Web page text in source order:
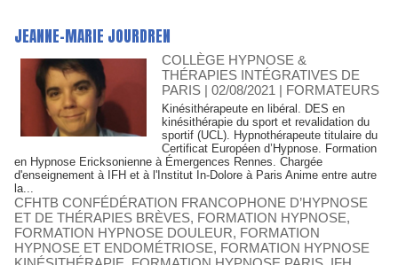
JEANNE-MARIE JOURDREN
COLLÈGE HYPNOSE &
THÉRAPIES INTÉGRATIVES DE
PARIS | 02/08/2021 | FORMATEURS
Kinésithérapeute en libéral. DES en
kinésithérapie du sport et revalidation du
sportif (UCL). Hypnothérapeute titulaire du
Certificat Européen d’Hypnose. Formation
en Hypnose Ericksonienne à Émergences Rennes. Chargée
d'enseignement à IFH et à l'Institut In-Dolore à Paris Anime entre autre
la...
CFHTB CONFÉDÉRATION FRANCOPHONE D’HYPNOSE
ET DE THÉRAPIES BRÈVES, FORMATION HYPNOSE,
FORMATION HYPNOSE DOULEUR, FORMATION
HYPNOSE ET ENDOMÉTRIOSE, FORMATION HYPNOSE